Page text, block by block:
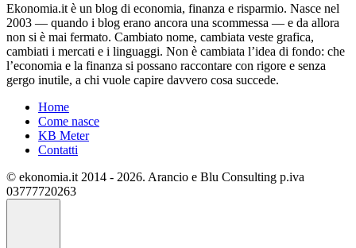
Ekonomia.it è un blog di economia, finanza e risparmio. Nasce nel
2003 — quando i blog erano ancora una scommessa — e da allora
non si è mai fermato. Cambiato nome, cambiata veste grafica,
cambiati i mercati e i linguaggi. Non è cambiata l’idea di fondo: che
l’economia e la finanza si possano raccontare con rigore e senza
gergo inutile, a chi vuole capire davvero cosa succede.
Home
Come nasce
KB Meter
Contatti
© ekonomia.it 2014 - 2026. Arancio e Blu Consulting p.iva
03777720263